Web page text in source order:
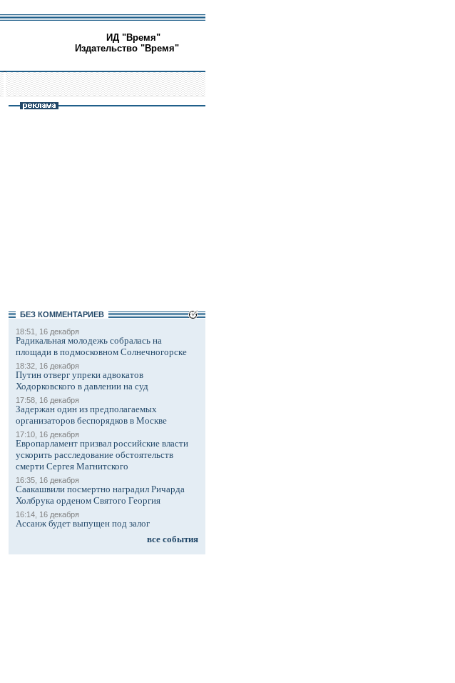
ИД "Время"
Издательство "Время"
БЕЗ КОМMЕНТАРИЕВ
18:51, 16 декабря
Радикальная молодежь собралась на
площади в подмосковном Солнечногорске
18:32, 16 декабря
Путин отверг упреки адвокатов
Ходорковского в давлении на суд
17:58, 16 декабря
Задержан один из предполагаемых
организаторов беспорядков в Москве
17:10, 16 декабря
Европарламент призвал российские власти
ускорить расследование обстоятельств
смерти Сергея Магнитского
16:35, 16 декабря
Саакашвили посмертно наградил Ричарда
Холбрука орденом Святого Георгия
16:14, 16 декабря
Ассанж будет выпущен под залог
все события